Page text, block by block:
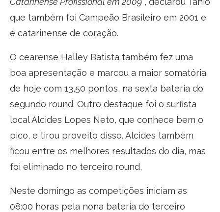
que também foi Campeão Brasileiro em 2001 e
é catarinense de coração.
O cearense Halley Batista também fez uma
boa apresentação e marcou a maior somatória
de hoje com 13,50 pontos, na sexta bateria do
segundo round. Outro destaque foi o surfista
local Alcides Lopes Neto, que conhece bem o
pico, e tirou proveito disso. Alcides também
ficou entre os melhores resultados do dia, mas
foi eliminado no terceiro round,
Neste domingo as competições iniciam as
08:00 horas pela nona bateria do terceiro